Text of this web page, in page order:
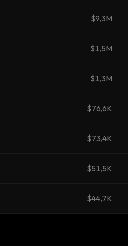
$9,3M
$1,5M
$1,3M
$76,6K
$73,4K
$51,5K
$44,7K